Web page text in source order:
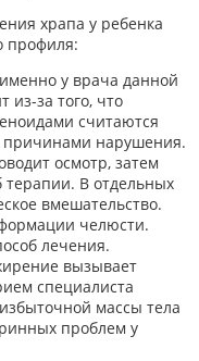
храпа у ребенка
профиля:
у врача данной
из-за того, что
считаются
причинами нарушения.
осмотр, затем
В отдельных
вмешательство.
челюсти.
лечения.
вызывает
специалиста
массы тела
проблем у